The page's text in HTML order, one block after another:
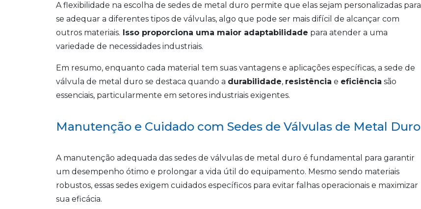
A flexibilidade na escolha de sedes de metal duro permite que elas sejam personalizadas para
se adequar a diferentes tipos de válvulas, algo que pode ser mais difícil de alcançar com
outros materiais. Isso proporciona uma maior adaptabilidade para atender a uma
variedade de necessidades industriais.
Em resumo, enquanto cada material tem suas vantagens e aplicações específicas, a sede de
válvula de metal duro se destaca quando a durabilidade, resistência e eficiência são
essenciais, particularmente em setores industriais exigentes.
Manutenção e Cuidado com Sedes de Válvulas de Metal Duro
A manutenção adequada das sedes de válvulas de metal duro é fundamental para garantir
um desempenho ótimo e prolongar a vida útil do equipamento. Mesmo sendo materiais
robustos, essas sedes exigem cuidados específicos para evitar falhas operacionais e maximizar
sua eficácia.